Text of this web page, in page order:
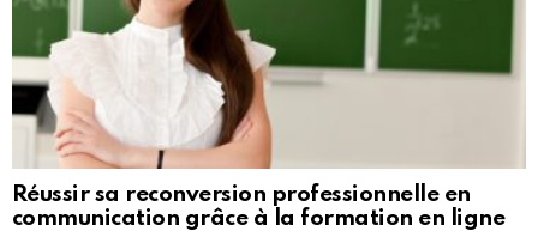
Réussir sa reconversion professionnelle en
communication grâce à la formation en ligne